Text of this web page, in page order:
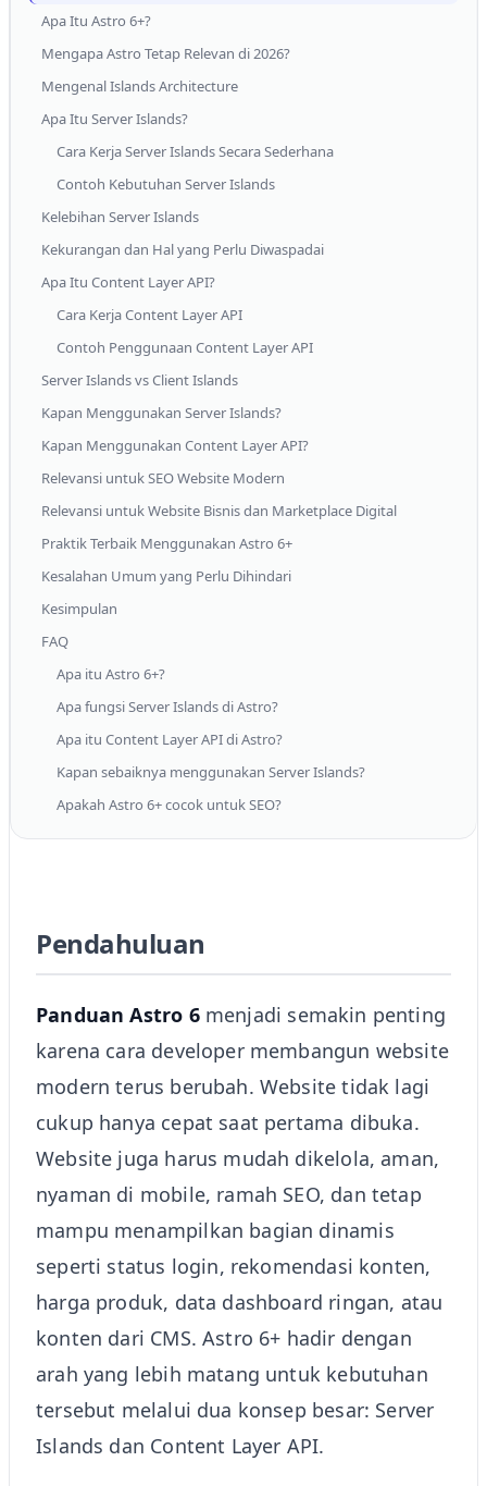
Apa Itu Astro 6+?
Mengapa Astro Tetap Relevan di 2026?
Mengenal Islands Architecture
Apa Itu Server Islands?
Cara Kerja Server Islands Secara Sederhana
Contoh Kebutuhan Server Islands
Kelebihan Server Islands
Kekurangan dan Hal yang Perlu Diwaspadai
Apa Itu Content Layer API?
Cara Kerja Content Layer API
Contoh Penggunaan Content Layer API
Server Islands vs Client Islands
Kapan Menggunakan Server Islands?
Kapan Menggunakan Content Layer API?
Relevansi untuk SEO Website Modern
Relevansi untuk Website Bisnis dan Marketplace Digital
Praktik Terbaik Menggunakan Astro 6+
Kesalahan Umum yang Perlu Dihindari
Kesimpulan
FAQ
Apa itu Astro 6+?
Apa fungsi Server Islands di Astro?
Apa itu Content Layer API di Astro?
Kapan sebaiknya menggunakan Server Islands?
Apakah Astro 6+ cocok untuk SEO?
Panduan Lengkap Astro
Pendahuluan
Panduan Astro 6menjadi semakin penting
karena cara developer membangun website
modern terus berubah. Website tidak lagi
cukup hanya cepat saat pertama dibuka.
Website juga harus mudah dikelola, aman,
nyaman di mobile, ramah SEO, dan tetap
mampu menampilkan bagian dinamis
seperti status login, rekomendasi konten,
harga produk, data dashboard ringan, atau
konten dari CMS. Astro 6+ hadir dengan
arah yang lebih matang untuk kebutuhan
tersebut melalui dua konsep besar: Server
Islands dan Content Layer API.